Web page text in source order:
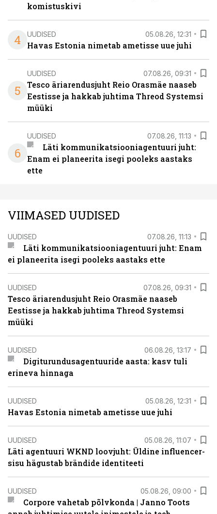
komistuskivi
4 UUDISED 05.08.26, 12:31
Havas Estonia nimetab ametisse uue juhi
5
UUDISED 07.08.26, 09:31
Tesco äriarendusjuht Reio Orasmäe naaseb
Eestisse ja hakkab juhtima Threod Systemsi
müüki
6
UUDISED 07.08.26, 11:13
Läti kommunikatsiooniagentuuri juht:
Enam ei planeerita isegi pooleks aastaks
ette
VIIMASED UUDISED
UUDISED 07.08.26, 11:13
Läti kommunikatsiooniagentuuri juht: Enam
ei planeerita isegi pooleks aastaks ette
UUDISED 07.08.26, 09:31
Tesco äriarendusjuht Reio Orasmäe naaseb
Eestisse ja hakkab juhtima Threod Systemsi
müüki
UUDISED 06.08.26, 13:17
Digiturundusagentuuride aasta: kasv tuli
erineva hinnaga
UUDISED 05.08.26, 12:31
Havas Estonia nimetab ametisse uue juhi
UUDISED 05.08.26, 11:07
Läti agentuuri WKND loovjuht: Üldine influencer-
sisu hägustab brändide identiteeti
UUDISED 05.08.26, 09:00
Corpore vahetab põlvkonda | Janno Toots